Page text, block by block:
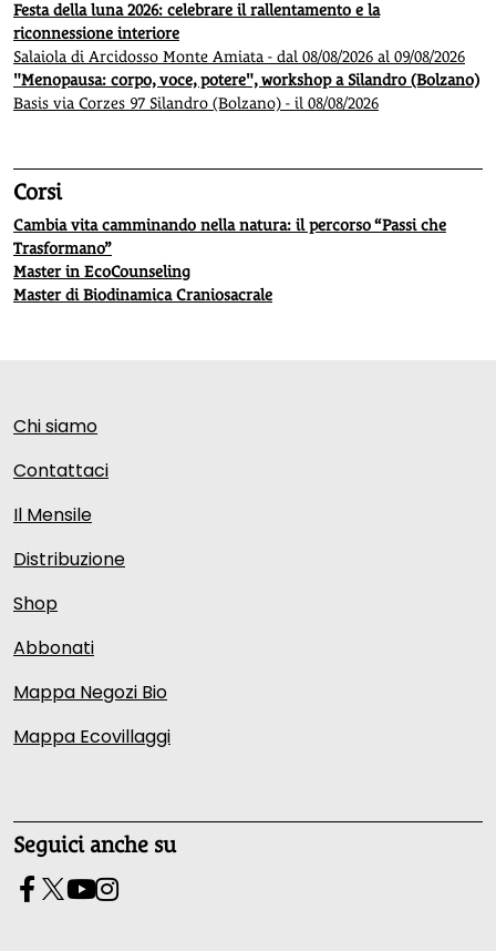
Festa della luna 2026: celebrare il rallentamento e la
riconnessione interiore
Salaiola di Arcidosso Monte Amiata - dal 08/08/2026 al 09/08/2026
"Menopausa: corpo, voce, potere", workshop a Silandro (Bolzano)
Basis via Corzes 97 Silandro (Bolzano) - il 08/08/2026
Corsi
Cambia vita camminando nella natura: il percorso “Passi che
Trasformano”
Master in EcoCounseling
Master di Biodinamica Craniosacrale
Chi siamo
Contattaci
Il Mensile
Distribuzione
Shop
Abbonati
Mappa Negozi Bio
Mappa Ecovillaggi
Seguici anche su